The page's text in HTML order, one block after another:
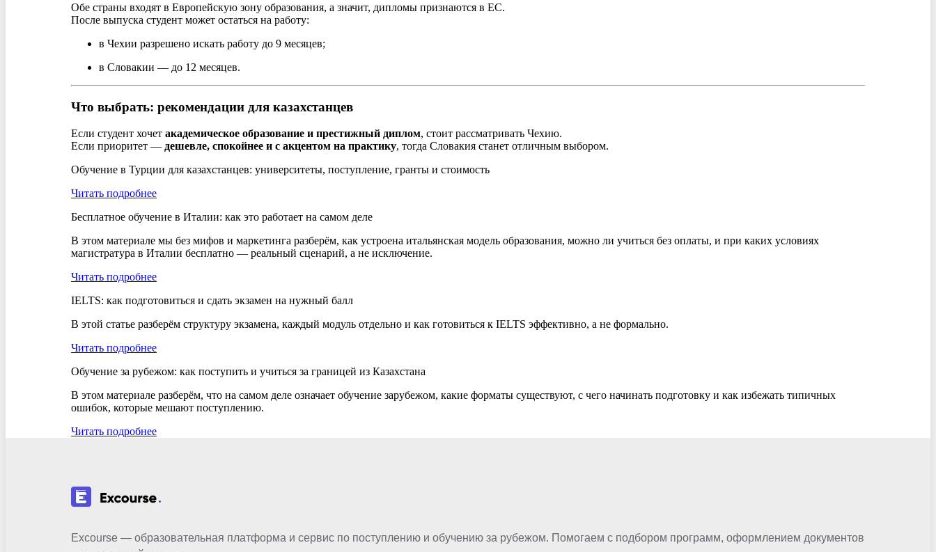
Обе страны входят в Европейскую зону образования, а значит, дипломы признаются в ЕС.
После выпуска студент может остаться на работу:
в Чехии разрешено искать работу до 9 месяцев;
в Словакии — до 12 месяцев.
Что выбрать: рекомендации для казахстанцев
Если студент хочет академическое образование и престижный диплом, стоит рассматривать Чехию.
Если приоритет — дешевле, спокойнее и с акцентом на практику, тогда Словакия станет отличным выбором.
Обучение в Турции для казахстанцев: университеты, поступление, гранты и стоимость
Читать подробнее
Бесплатное обучение в Италии: как это работает на самом деле
В этом материале мы без мифов и маркетинга разберём, как устроена итальянская модель образования, можно ли учиться без оплаты, и при каких условиях
магистратура в Италии бесплатно — реальный сценарий, а не исключение.
Читать подробнее
IELTS: как подготовиться и сдать экзамен на нужный балл
В этой статье разберём структуру экзамена, каждый модуль отдельно и как готовиться к IELTS эффективно, а не формально.
Читать подробнее
Обучение за рубежом: как поступить и учиться за границей из Казахстана
В этом материале разберём, что на самом деле означает обучение зарубежом, какие форматы существуют, с чего начинать подготовку и как избежать типичных
ошибок, которые мешают поступлению.
Читать подробнее
Excourse — образовательная платформа и сервис по поступлению и обучению за рубежом. Помогаем с подбором программ, оформлением документов